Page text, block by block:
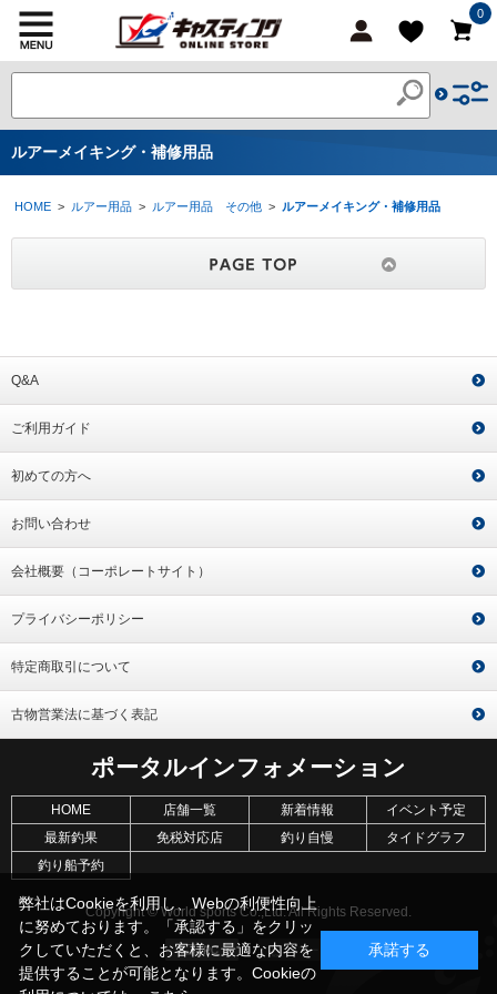
0
ルアーメイキング・補修用品
HOME > ルアー用品 > ルアー用品 その他 > ルアーメイキング・補修用品
Q&A
ご利用ガイド
初めての方へ
お問い合わせ
会社概要（コーポレートサイト）
プライバシーポリシー
特定商取引について
古物営業法に基づく表記
ポータルインフォメーション
HOME 店舗一覧 新着情報
イベント予定
最新釣果
免税対応店 釣り自慢
タイドグラフ
釣り船予約
Copyright © World sports Co.,Ltd. All Rights Reserved.
弊社はCookieを利用し、Webの利便性向上
に努めております。「承認する」をクリッ
クしていただくと、お客様に最適な内容を
提供することが可能となります。Cookieの
承諾する